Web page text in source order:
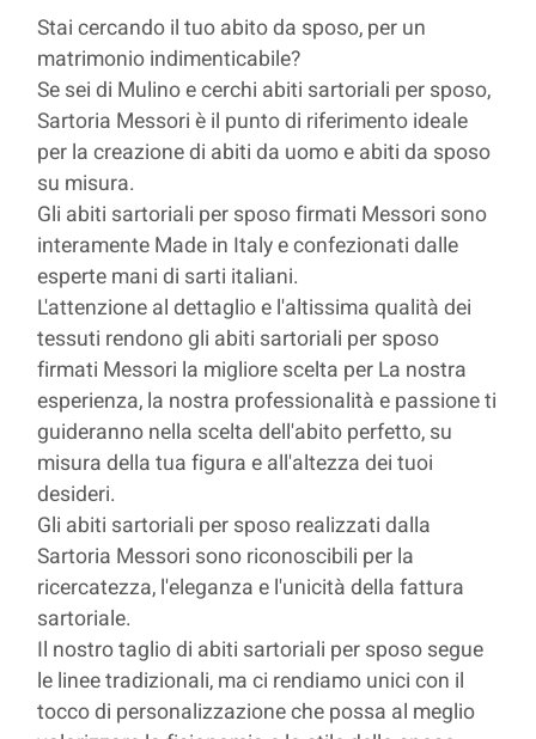
Stai cercando il tuo abito da sposo, per un
matrimonio indimenticabile?
Se sei di Mulino e cerchi abiti sartoriali per sposo,
Sartoria Messori è il punto di riferimento ideale
per la creazione di abiti da uomo e abiti da sposo
su misura.
Gli abiti sartoriali per sposo firmati Messori sono
interamente Made in Italy e confezionati dalle
esperte mani di sarti italiani.
L'attenzione al dettaglio e l'altissima qualità dei
tessuti rendono gli abiti sartoriali per sposo
firmati Messori la migliore scelta per La nostra
esperienza, la nostra professionalità e passione ti
guideranno nella scelta dell'abito perfetto, su
misura della tua figura e all'altezza dei tuoi
desideri.
Gli abiti sartoriali per sposo realizzati dalla
Sartoria Messori sono riconoscibili per la
ricercatezza, l'eleganza e l'unicità della fattura
sartoriale.
Il nostro taglio di abiti sartoriali per sposo segue
le linee tradizionali, ma ci rendiamo unici con il
tocco di personalizzazione che possa al meglio